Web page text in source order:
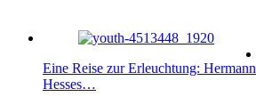
Eine Reise zur Erleuchtung: Hermann
Hesses…